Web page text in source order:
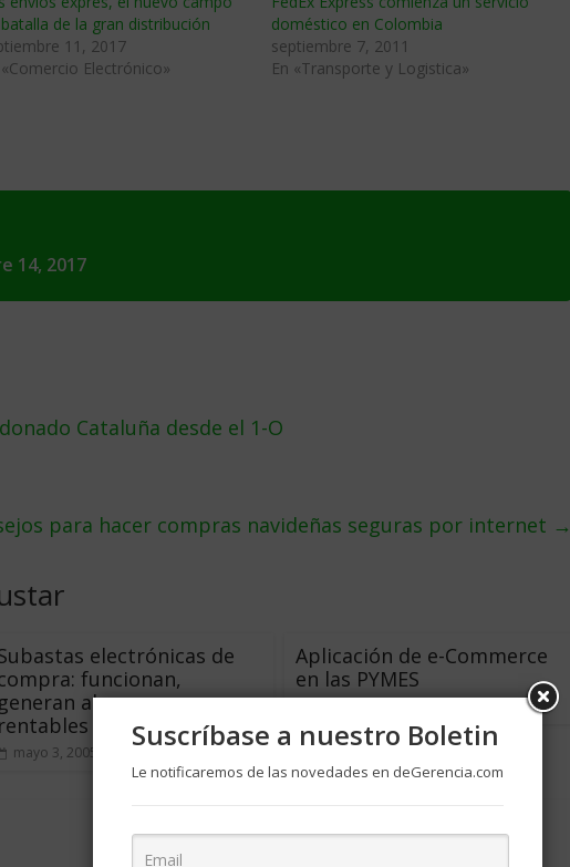
de la gran distribución
11, 2017
«Comercio Electrónico»
doméstico en Colombia
septiembre 7, 2011
En «Transporte y Logistica»
14, 2017
Cataluña desde el 1-O
para hacer compras navideñas seguras por internet →
electrónicas de
funcionan,
generan ahorros y son
rentables
mayo 3, 2005
Aplicación de e-Commerce
en las PYMES
Suscríbase a nuestro Boletin
Le notificaremos de las novedades en deGerencia.com